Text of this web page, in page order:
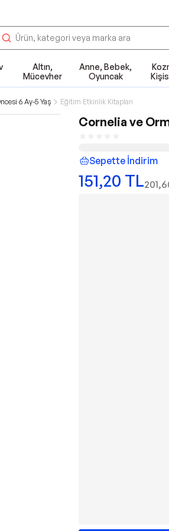
Altın,
Mücevher
Anne, Bebek,
Oyuncak
6 Ay-5 Yaş Eğitim Etkinlik Kitapları
Cornelia ve
Sepette İndirim
151,20 TL